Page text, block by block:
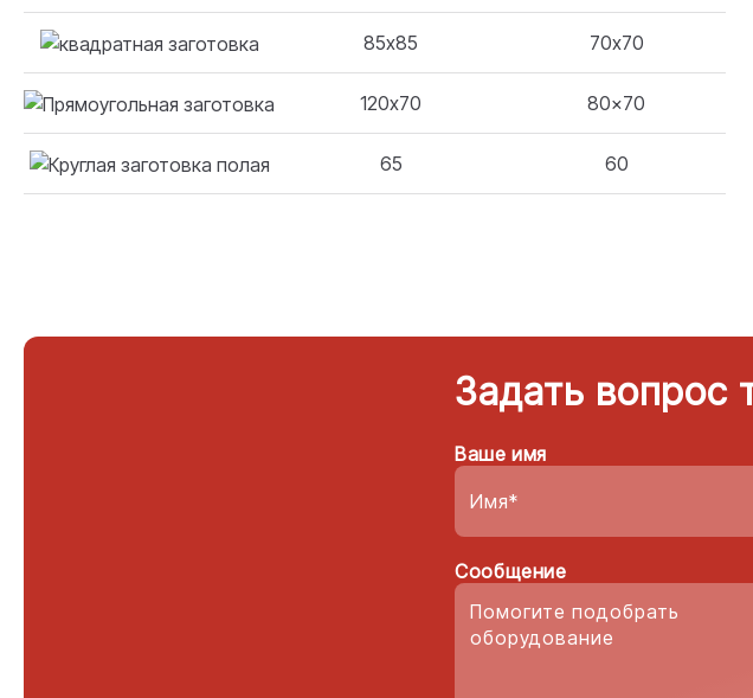
85х85 70х70
120х70 80x70
65 60
Задать вопрос
Ваше имя
Сообщение